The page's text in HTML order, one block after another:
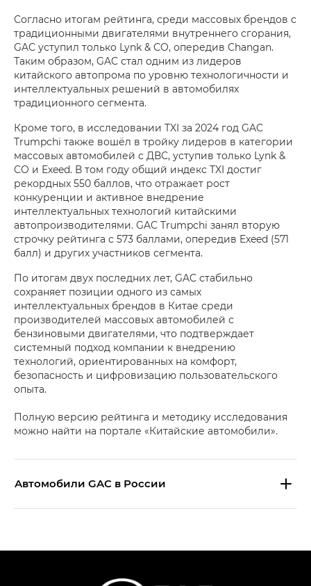
Согласно итогам рейтинга, среди массовых брендов с
традиционными двигателями внутреннего сгорания,
GAC уступил только Lynk & CO, опередив Changan.
Таким образом, GAC стал одним из лидеров
китайского автопрома по уровню технологичности и
интеллектуальных решений в автомобилях
традиционного сегмента.
Кроме того, в исследовании TXI за 2024 год GAC
Trumpchi также вошёл в тройку лидеров в категории
массовых автомобилей с ДВС, уступив только Lynk &
CO и Exeed. В том году общий индекс TXI достиг
рекордных 550 баллов, что отражает рост
конкуренции и активное внедрение
интеллектуальных технологий китайскими
автопроизводителями. GAC Trumpchi занял вторую
строчку рейтинга с 573 баллами, опередив Exeed (571
балл) и других участников сегмента.
По итогам двух последних лет, GAC стабильно
сохраняет позиции одного из самых
интеллектуальных брендов в Китае среди
производителей массовых автомобилей с
бензиновыми двигателями, что подтверждает
системный подход компании к внедрению
технологий, ориентированных на комфорт,
безопасность и цифровизацию пользовательского
опыта.
Полную версию рейтинга и методику исследования
можно найти на портале «Китайские автомобили».
Aвтомобили GAC в России
Эс Икс ПРЕМИУМ — SX PREMIUM
S7 — Эс 7 (S7) в комплектациях